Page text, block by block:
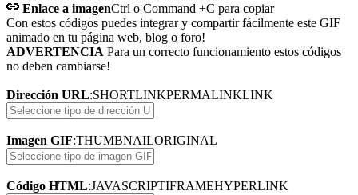
Enlace a imagenCtrl o Command +C para copiar
Con estos códigos puedes integrar y compartir fácilmente este GIF
animado en tu página web, blog o foro!
ADVERTENCIA Para un correcto funcionamiento estos códigos
no deben cambiarse!
Dirección URL:SHORTLINKPERMALINKLINK
Imagen GIF:THUMBNAILORIGINAL
Código HTML:JAVASCRIPTIFRAMEHYPERLINK